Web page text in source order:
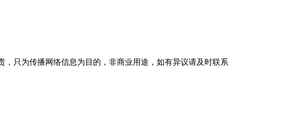
只为传播网络信息为目的，非商业用途，如有异议请及时联系